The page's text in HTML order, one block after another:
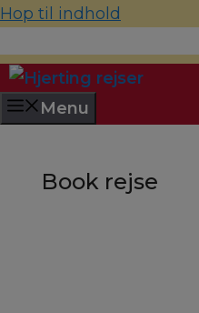
Hop til indhold
Menu
Book rejse